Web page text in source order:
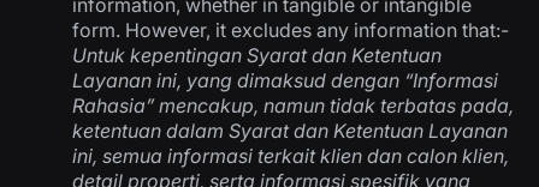
information, whether in tangible or intangible
form. However, it excludes any information that:-
Untuk kepentingan Syarat dan Ketentuan
Layanan ini, yang dimaksud dengan “Informasi
Rahasia” mencakup, namun tidak terbatas pada,
ketentuan dalam Syarat dan Ketentuan Layanan
ini, semua informasi terkait klien dan calon klien,
detail properti, serta informasi spesifik yang